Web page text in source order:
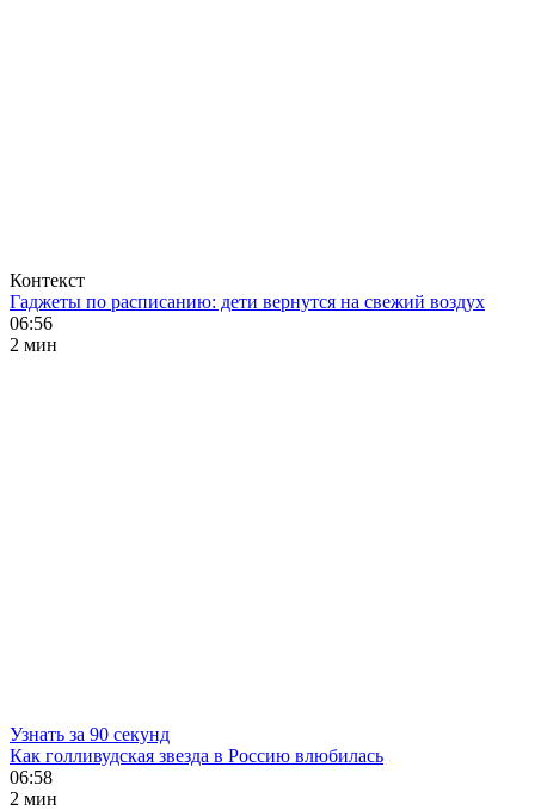
Контекст
Гаджеты по расписанию: дети вернутся на свежий воздух
06:56
2 мин
Узнать за 90 секунд
Как голливудская звезда в Россию влюбилась
06:58
2 мин